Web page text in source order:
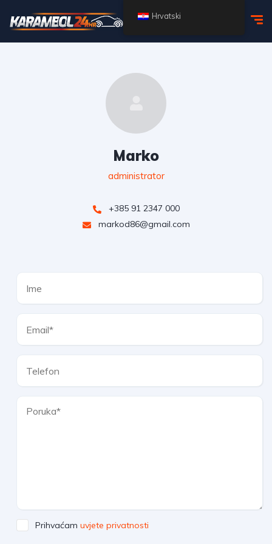
Marko
administrator
+385 91 2347 000
markod86@gmail.com
Prihvaćam uvjete privatnosti
Hrvatski